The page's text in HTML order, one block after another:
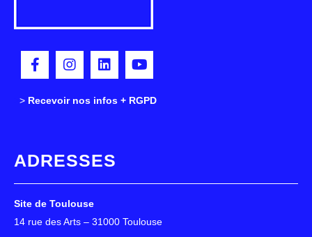
> Recevoir nos infos + RGPD
ADRESSES
Site de Toulouse
14 rue des Arts – 31000 Toulouse